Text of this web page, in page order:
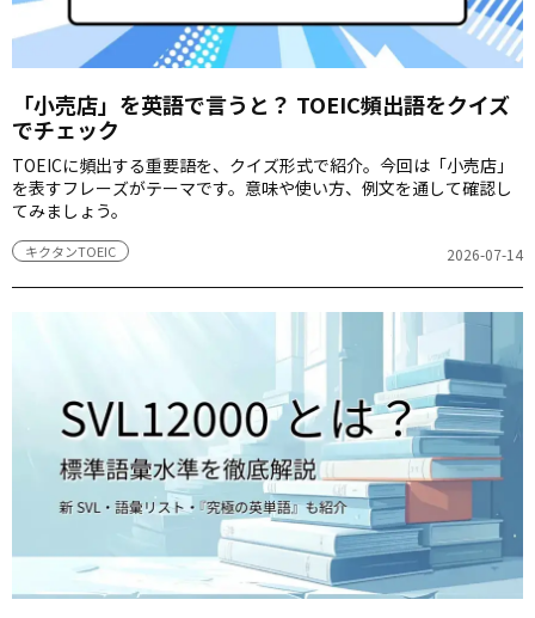
「小売店」を英語で言うと？ TOEIC頻出語をクイズ
でチェック
TOEICに頻出する重要語を、クイズ形式で紹介。今回は「小売店」
を表すフレーズがテーマです。意味や使い方、例文を通して確認し
てみましょう。
キクタンTOEIC 2026-07-14